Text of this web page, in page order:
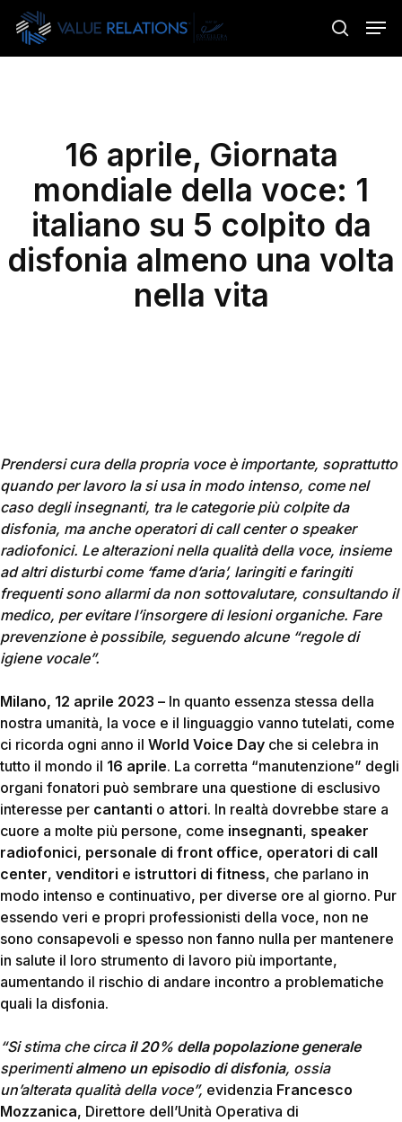
Skip
main
search
16 aprile, Giornata
mondiale della voce: 1
italiano su 5 colpito da
disfonia almeno una volta
nella vita
Prendersi cura della propria voce è importante, soprattutto
quando per lavoro la si usa in modo intenso, come nel
caso degli insegnanti, tra le categorie più colpite da
disfonia, ma anche operatori di call center o speaker
radiofonici. Le alterazioni nella qualità della voce, insieme
ad altri disturbi come ‘fame d’aria’, laringiti e faringiti
frequenti sono allarmi da non sottovalutare, consultando il
medico, per evitare l’insorgere di lesioni organiche. Fare
prevenzione è possibile, seguendo alcune “regole di
igiene vocale”.
Milano, 12 aprile 2023 – In quanto essenza stessa della
nostra umanità, la voce e il linguaggio vanno tutelati, come
ci ricorda ogni anno il World Voice Day che si celebra in
tutto il mondo il 16 aprile. La corretta “manutenzione” degli
organi fonatori può sembrare una questione di esclusivo
interesse per cantanti o attori. In realtà dovrebbe stare a
cuore a molte più persone, come insegnanti, speaker
radiofonici, personale di front office, operatori di call
center, venditori e istruttori di fitness, che parlano in
modo intenso e continuativo, per diverse ore al giorno. Pur
essendo veri e propri professionisti della voce, non ne
sono consapevoli e spesso non fanno nulla per mantenere
in salute il loro strumento di lavoro più importante,
aumentando il rischio di andare incontro a problematiche
quali la disfonia.
“Si stima che circa il 20% della popolazione generale
sperimentialmeno un episodio di disfonia, ossia
un’alterata qualità della voce”, evidenzia Francesco
Mozzanica, Direttore dell’Unità Operativa di